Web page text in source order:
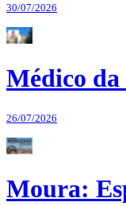
30/07/2026
Médico da
26/07/2026
Moura: